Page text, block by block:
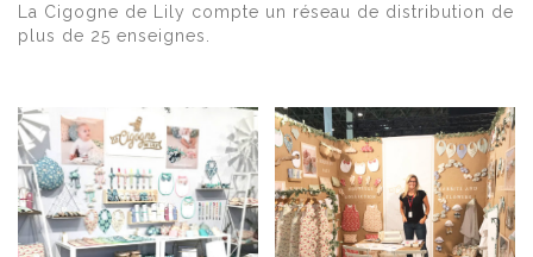
La Cigogne de Lily compte un réseau de distribution de
plus de 25 enseignes.